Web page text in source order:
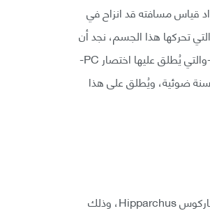
قياس مسافته قد انزاح في
تحركها هذا الجسم، نجد أن
الناتج قدره 30.9 تريليون كم أو 3.26 سنة ضوئية؛ وهذا يعني أن مقدار إزاحة الثانية الواحدة -والتي يُطلق عليها اختصار PC-
لأي نجم في السماء قدره 3.26 سنة ضوئية؛ أي أن هذا النجم يبعد عن الأرض بمقدار 3.26 سنة ضوئية، ويُطلق على هذا
أُجريت أول عملية قياس فلكي بطريقة التزيح عام 189 ق.م بواسطة عالم الفلك اليوناني هيباركوس Hipparchus، وذلك